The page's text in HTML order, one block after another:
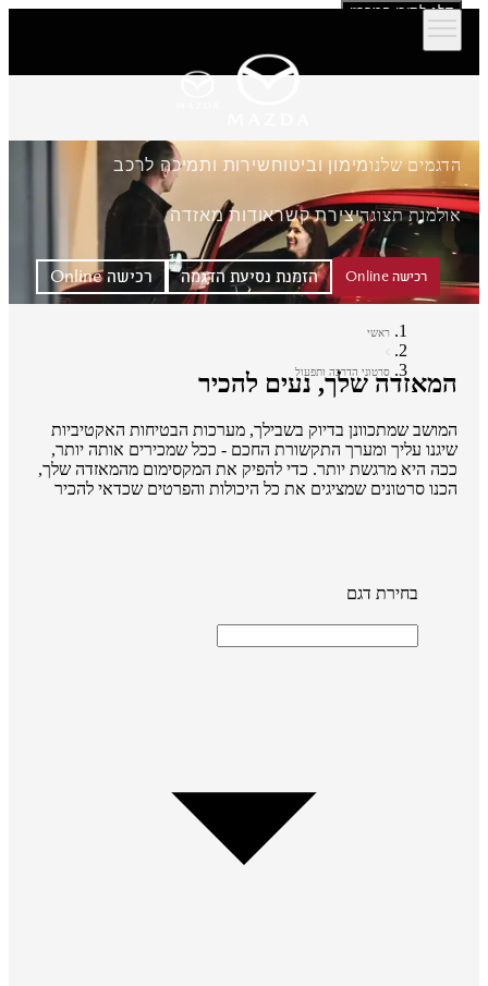
דלג לתוכן המרכזי
הדגמים שלנומימון וביטוחשירות ותמיכה לרכב
אולמות תצוגהיצירת קשראודות מאזדה
רכישה Online הזמנת נסיעת הדגמה רכישה Online
ראשי
סרטוני הדרכה ותפעול
המאזדה שלך, נעים להכיר
המושב שמתכוונן בדיוק בשבילך, מערכות הבטיחות האקטיביות
שיגנו עליך ומערך התקשורת החכם - ככל שמכירים אותה יותר,
ככה היא מרגשת יותר. כדי להפיק את המקסימום מהמאזדה שלך,
הכנו סרטונים שמציגים את כל היכולות והפרטים שכדאי להכיר
בחירת דגם